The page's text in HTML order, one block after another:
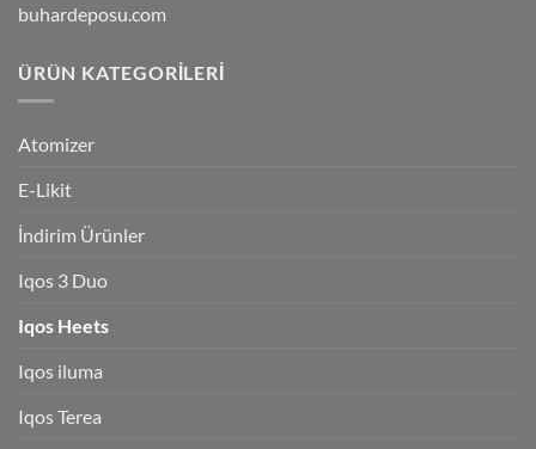
buhardeposu.com
ÜRÜN KATEGORILERI
Atomizer
E-Likit
İndirim Ürünler
Iqos 3 Duo
Iqos Heets
Iqos iluma
Iqos Terea